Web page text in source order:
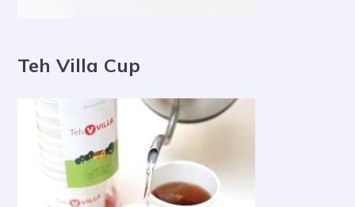
Teh Villa Cup